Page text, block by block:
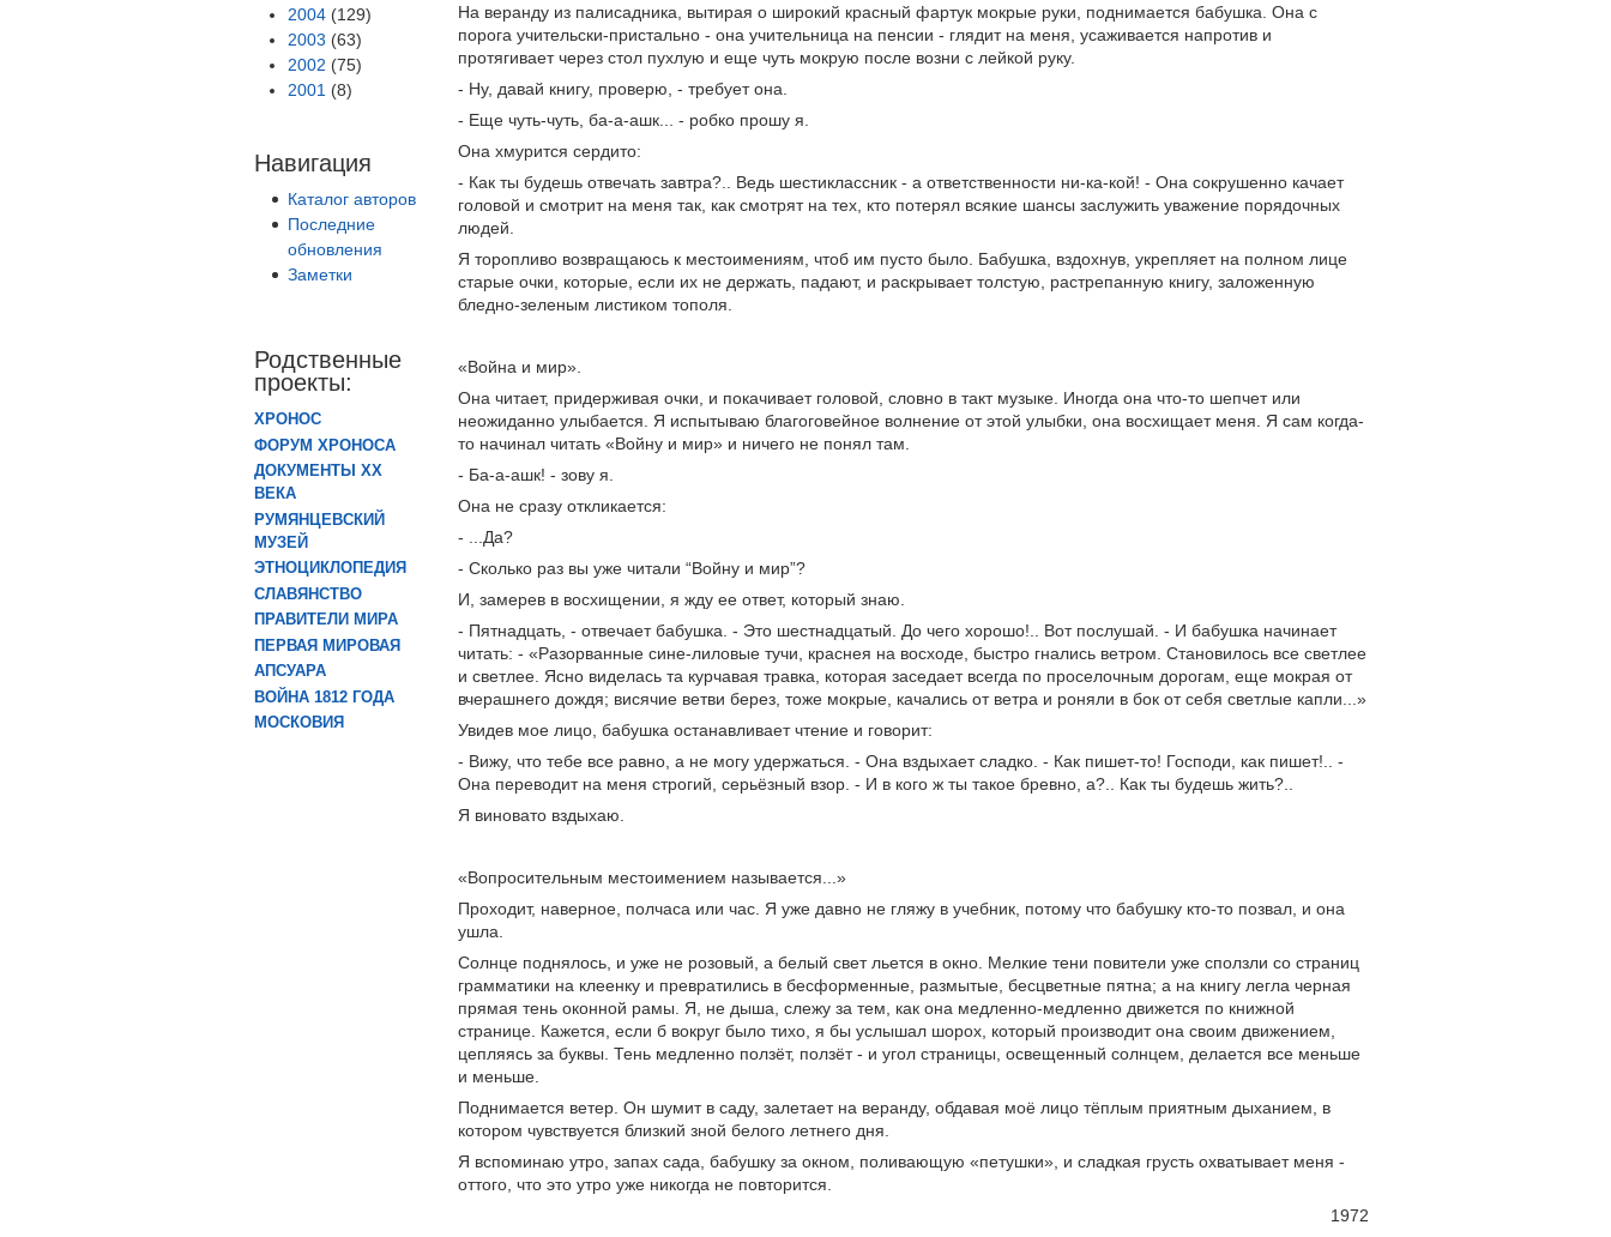
2004 (129)
2003 (63)
2002 (75)
2001 (8)
Навигация
Каталог авторов
Последние
обновления
Заметки
Родственные
проекты:
ХРОНОС
ФОРУМ ХРОНОСА
ДОКУМЕНТЫ XX
ВЕКА
РУМЯНЦЕВСКИЙ
МУЗЕЙ
ЭТНОЦИКЛОПЕДИЯ
СЛАВЯНСТВО
ПРАВИТЕЛИ МИРА
ПЕРВАЯ МИРОВАЯ
АПСУАРА
ВОЙНА 1812 ГОДА
МОСКОВИЯ
На веранду из палисадника, вытирая о широкий красный фартук мокрые руки, поднимается бабушка. Она с
порога учительски-пристально - она учительница на пенсии - глядит на меня, усаживается напротив и
протягивает через стол пухлую и еще чуть мокрую после возни с лейкой руку.
- Ну, давай книгу, проверю, - требует она.
- Еще чуть-чуть, ба-а-ашк... - робко прошу я.
Она хмурится сердито:
- Как ты будешь отвечать завтра?.. Ведь шестиклассник - а ответственности ни-ка-кой! - Она сокрушенно качает
головой и смотрит на меня так, как смотрят на тех, кто потерял всякие шансы заслужить уважение порядочных
людей.
Я торопливо возвращаюсь к местоимениям, чтоб им пусто было. Бабушка, вздохнув, укрепляет на полном лице
старые очки, которые, если их не держать, падают, и раскрывает толстую, растрепанную книгу, заложенную
бледно-зеленым листиком тополя.
«Война и мир».
Она читает, придерживая очки, и покачивает головой, словно в такт музыке. Иногда она что-то шепчет или
неожиданно улыбается. Я испытываю благоговейное волнение от этой улыбки, она восхищает меня. Я сам когда-
то начинал читать «Войну и мир» и ничего не понял там.
- Ба-а-ашк! - зову я.
Она не сразу откликается:
- ...Да?
- Сколько раз вы уже читали “Войну и мир”?
И, замерев в восхищении, я жду ее ответ, который знаю.
- Пятнадцать, - отвечает бабушка. - Это шестнадцатый. До чего хорошо!.. Вот послушай. - И бабушка начинает
читать: - «Разорванные сине-лиловые тучи, краснея на восходе, быстро гнались ветром. Становилось все светлее
и светлее. Ясно виделась та курчавая травка, которая заседает всегда по проселочным дорогам, еще мокрая от
вчерашнего дождя; висячие ветви берез, тоже мокрые, качались от ветра и роняли в бок от себя светлые капли...»
Увидев мое лицо, бабушка останавливает чтение и говорит:
- Вижу, что тебе все равно, а не могу удержаться. - Она вздыхает сладко. - Как пишет-то! Господи, как пишет!.. -
Она переводит на меня строгий, серьёзный взор. - И в кого ж ты такое бревно, а?.. Как ты будешь жить?..
Я виновато вздыхаю.
«Вопросительным местоимением называется...»
Проходит, наверное, полчаса или час. Я уже давно не гляжу в учебник, потому что бабушку кто-то позвал, и она
ушла.
Солнце поднялось, и уже не розовый, а белый свет льется в окно. Мелкие тени повители уже сползли со страниц
грамматики на клеенку и превратились в бесформенные, размытые, бесцветные пятна; а на книгу легла черная
прямая тень оконной рамы. Я, не дыша, слежу за тем, как она медленно-медленно движется по книжной
странице. Кажется, если б вокруг было тихо, я бы услышал шорох, который производит она своим движением,
цепляясь за буквы. Тень медленно ползёт, ползёт - и угол страницы, освещенный солнцем, делается все меньше
и меньше.
Поднимается ветер. Он шумит в саду, залетает на веранду, обдавая моё лицо тёплым приятным дыханием, в
котором чувствуется близкий зной белого летнего дня.
Я вспоминаю утро, запах сада, бабушку за окном, поливающую «петушки», и сладкая грусть охватывает меня -
оттого, что это утро уже никогда не повторится.
1972